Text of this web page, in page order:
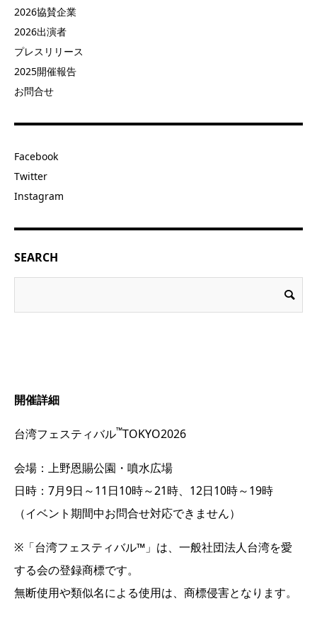
2026協賛企業
2026出演者
プレスリリース
2025開催報告
お問合せ
Facebook
Twitter
Instagram
SEARCH
開催詳細
台湾フェスティバル™TOKYO2026
会場：上野恩賜公園・噴水広場
日時：7月9日～11日10時～21時、12日10時～19時
（イベント期間中お問合せ対応できません）
※「台湾フェスティバル™」は、一般社団法人台湾を愛
する会の登録商標です。
無断使用や類似名による使用は、商標侵害となります。